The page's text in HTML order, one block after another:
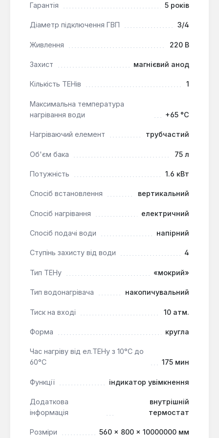
тиску, термостат для регулювання
перегріву.
та індикація роботи дозволяють легко
контролювати режим нагріву.
Бойлер Fagor M 75 I підходить для щоденного
використання сім'єю з 2–3 осіб. Його можна
встановити в приміщеннях з підвищеною
вологістю завдяки відповідному ступеню захисту.
Модель ефективно працює в стандартних
підключенням діаметром 3/4 дюйма.
Гарантія 5 років
Діаметр підключення ГВП 3/4
Живлення 220 В
Захист магнієвий анод
Кількість ТЕНів 1
Максимальна температура
нагрівання води
+65 °С
Нагріваючий елемент трубчастий
Об'єм бака 75 л
Потужність 1.6 кВт
Спосіб встановлення вертикальний
Спосіб нагрівання електричний
Спосіб подачі води напірний
Ступінь захисту від води 4
Тип ТЕНу «мокрий»
Тип водонагрівача накопичувальний
Тиск на вході 10 атм.
Форма кругла
Час нагріву від ел.ТЕНу з 10°С до
60°С
175 мин
Функції індикатор увімкнення
Додаткова
інформація
внутрішній
термостат
Розміри 560 × 800 × 10000000 мм